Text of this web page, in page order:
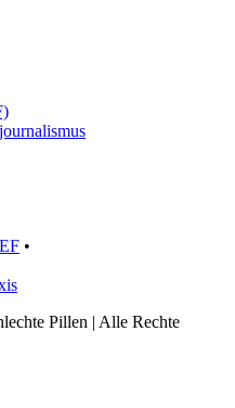
•
Pillen | Alle Rechte